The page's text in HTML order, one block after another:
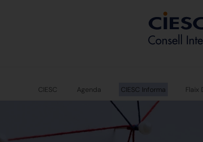
CIESC Agenda CIESC Informa Flaix